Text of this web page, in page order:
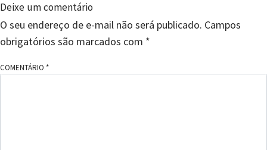
Deixe um comentário
O seu endereço de e-mail não será publicado. Campos
obrigatórios são marcados com *
COMENTÁRIO *